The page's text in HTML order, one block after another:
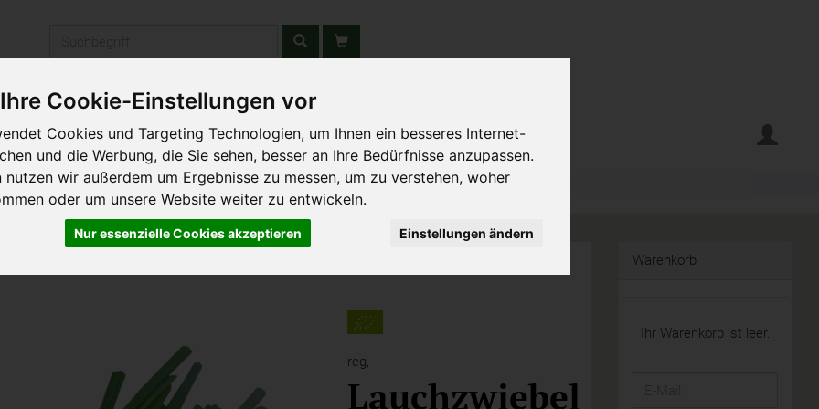
Cookie-Einstellungen vor
Cookies und Targeting Technologien, um Ihnen ein besseres Internet-
und die Werbung, die Sie sehen, besser an Ihre Bedürfnisse anzupassen.
nutzen wir außerdem um Ergebnisse zu messen, um zu verstehen, woher
oder um unsere Website weiter zu entwickeln.
Nur essenzielle Cookies akzeptieren Einstellungen ändern
& Schulen Liefergebiet Wochenmarkt
reg,
Lauchzwiebel
Warenkorb
Ihr Warenkorb ist leer.